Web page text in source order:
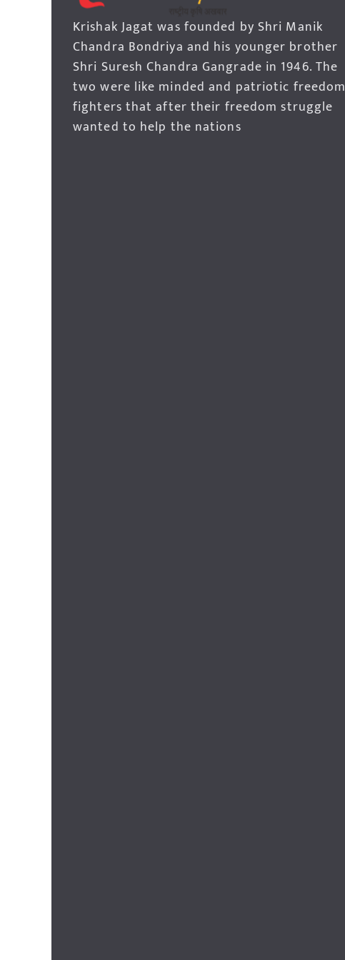
Krishak Jagat was founded by Shri Manik
Chandra Bondriya and his younger brother
Shri Suresh Chandra Gangrade in 1946. The
two were like minded and patriotic freedom
fighters that after their freedom struggle
wanted to help the nations